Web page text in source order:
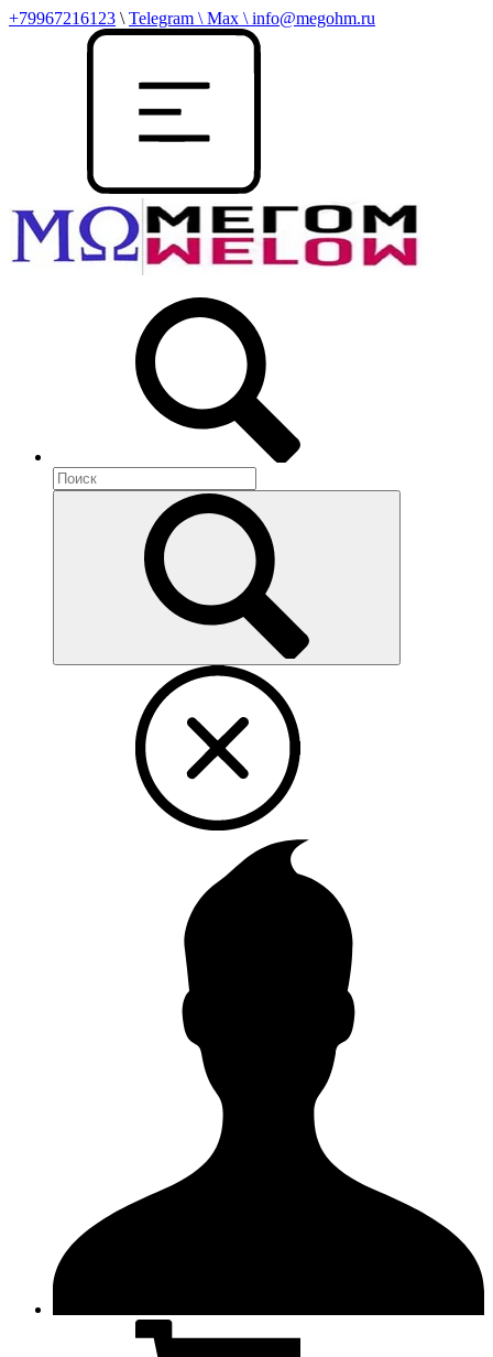
+79967216123 \ Telegram \ Max \ info@megohm.ru